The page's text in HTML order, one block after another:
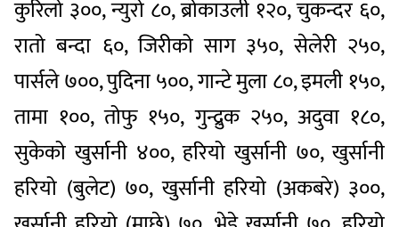
कुरिलो ३००, न्युरो ८०, ब्रोकाउली १२०, चुकन्दर ६०,
रातो बन्दा ६०, जिरीको साग ३५०, सेलेरी २५०,
पार्सले ७००, पुदिना ५००, गान्टे मुला ८०, इमली १५०,
तामा १००, तोफु १५०, गुन्द्रुक २५०, अदुवा १८०,
सुकेको खुर्सानी ४००, हरियो खुर्सानी ७०, खुर्सानी
हरियो (बुलेट) ७०, खुर्सानी हरियो (अकबरे) ३००,